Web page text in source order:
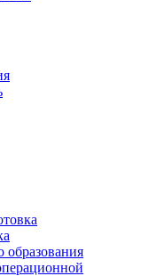
образования